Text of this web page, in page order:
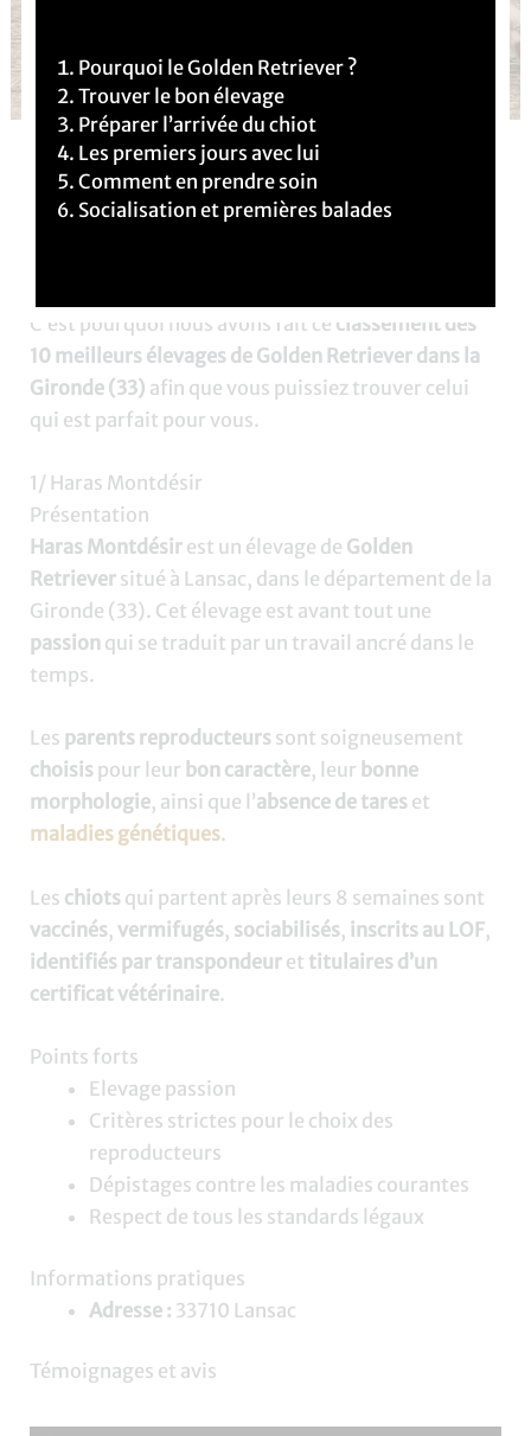
Vous souhaitezadopter un chiot
dans le département de la Gironde (33)
très bonne idée ! Cependant, il peut être difficile de
C’est pourquoi nous avons fait ce classement des
10 meilleurs élevages de Golden Retriever dans la
Gironde (33) afin que vous puissiez trouver celui
qui est parfait pour vous.
1/ Haras Montdésir
Présentation
Haras Montdésir est un élevage de Golden
Retriever situé à Lansac, dans le département de la
Gironde (33). Cet élevage est avant tout une
passion qui se traduit par un travail ancré dans le
temps.
Les parents reproducteurs sont soigneusement
choisis pour leur bon caractère, leur bonne
morphologie, ainsi que l’absence de tares et
maladies génétiques.
Les chiots qui partent après leurs 8 semaines sont
vaccinés,vermifugés, sociabilisés, inscrits au LOF,
identifiés par transpondeur et titulaires d’un
certificat vétérinaire.
Points forts
Elevage passion
Critères strictes pour le choix des
reproducteurs
Dépistages contre les maladies courantes
Respect de tous les standards légaux
Informations pratiques
Adresse : 33710 Lansac
Témoignages et avis
Pourquoi le Golden Retriever ?
Trouver le bon élevage
Préparer l’arrivée du chiot
Les premiers jours avec lui
Comment en prendre soin
Socialisation et premières balades